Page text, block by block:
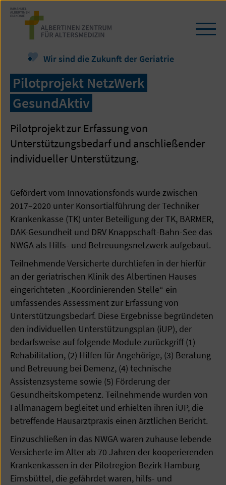
Zum
Seiteninhalt
springen
Wir sind die Zukunft der Geriatrie
Pilotprojekt NetzWerk
GesundAktiv
Pilotprojekt zur Erfassung von
Unterstützungsbedarf und anschließender
individueller Unterstützung.
Gefördert vom Innovationsfonds wurde zwischen
2017–2020 unter Konsortialführung der Techniker
Krankenkasse (TK) unter Beteiligung der TK, BARMER,
DAK-Gesundheit und DRV Knappschaft-Bahn-See das
NWGA als Hilfs- und Betreuungsnetzwerk aufgebaut.
Teilnehmende Versicherte durchliefen in der hierfür
an der geriatrischen Klinik des Albertinen Hauses
eingerichteten „Koordinierenden Stelle“ ein
umfassendes Assessment zur Erfassung von
Unterstützungsbedarf. Diese Ergebnisse begründeten
den individuellen Unterstützungsplan (iUP), der
bedarfsweise auf folgende Module zurückgriff (1)
Rehabilitation, (2) Hilfen für Angehörige, (3) Beratung
und Betreuung bei Demenz, (4) technische
Assistenzsysteme sowie (5) Förderung der
Gesundheitskompetenz. Teilnehmende wurden von
Fallmanagern begleitet und erhielten ihren iUP, die
betreffende Hausarztpraxis einen ärztlichen Bericht.
Einzuschließen in das NWGA waren zuhause lebende
Versicherte im Alter ab 70 Jahren der kooperierenden
Krankenkassen in der Pilotregion Bezirk Hamburg
Eimsbüttel, die gefährdet waren, hilfs- und